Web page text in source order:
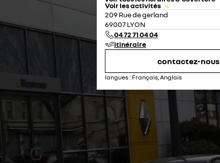
lundi
mardi
mercredi
jeudi
vendredi
Voir les activités
209 Rue de gerland
69007 LYON
04 72 71 04 04
itinéraire
contactez-nous
langues : Français, Anglais